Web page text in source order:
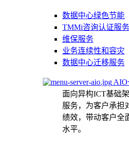
数据中心绿色节能
TMMi咨询认证服务
维保服务
业务连续性和容灾
数据中心迁移服务
AIO
面向异构ICT基础
服务，为客户承担
绩效，带动客户全
水平。